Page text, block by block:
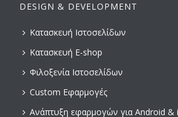
DESIGN & DEVELOPMENT
Κατασκευή Ιστοσελίδων
Κατασκευή E-shop
Φιλοξενία Ιστοσελίδων
Custom Εφαρμογές
Ανάπτυξη εφαρμογών για Android &